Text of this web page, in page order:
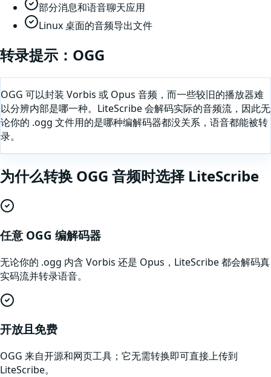
部分消息和语音聊天应用
Linux 桌面的音频导出文件
转录提示： OGG
OGG 可以封装 Vorbis 或 Opus 音频，而一些较旧的播放器难
以分辨内部是哪一种。LiteScribe 会解码实际的音频流，因此无
论你的 .ogg 文件用的是哪种编解码器都没关系，语音都能被转
录。
为什么转换 OGG 音频时选择 LiteScribe
任意 OGG 编解码器
无论你的 .ogg 内含 Vorbis 还是 Opus，LiteScribe 都会解码真
实码流并转录语音。
开放且免费
OGG 来自开源和网页工具；它无需转换即可直接上传到
LiteScribe。